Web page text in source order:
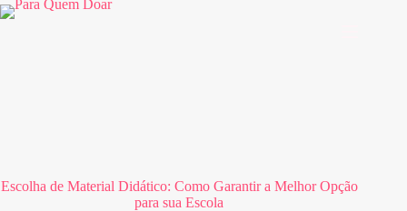
Pular
para
Escolha de Material Didático: Como Garantir a Melhor Opção
para sua Escola